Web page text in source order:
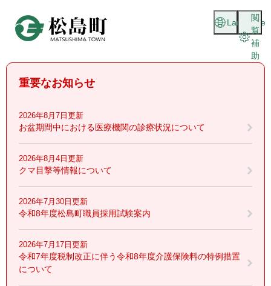
頭
閲
覧
補
助
Language
重要なお知らせ
2026年8月7日更新
お盆期間中における医療機関の診療状況について
2026年8月4日更新
クマ目撃等情報について
2026年7月30日更新
令和8年度松島町職員採用試験案内
2026年7月17日更新
令和7年度税制改正に伴う令和8年度介護保険料の特例措置
について